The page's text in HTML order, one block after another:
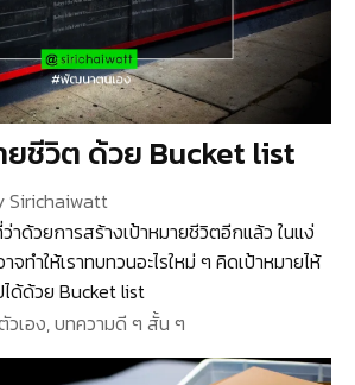
ยชีวิต ด้วย Bucket list
Sirichaiwatt
าด้วยการสร้างเป้าหมายชีวิตอีกแล้ว ในแง่
ทำให้เราทบทวนอะไรใหม่ ๆ คิดเป้าหมายไห้
ด้ด้วย Bucket list
วเอง,บทความดี ๆ สั้น ๆ